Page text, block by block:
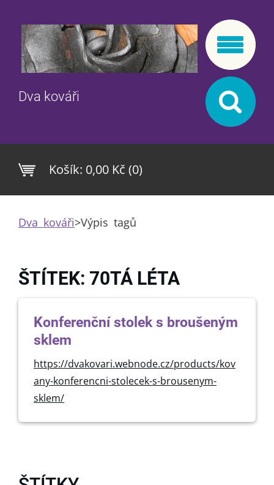
Dva kováři
Košík: 0,00 Kč (0)
Dva kováři>Výpis tagů
ŠTÍTEK: 70TÁ LÉTA
Konferenční stolek s broušeným
sklem
https://dvakovari.webnode.cz/products/kov
any-konferencni-stolecek-s-brousenym-
sklem/